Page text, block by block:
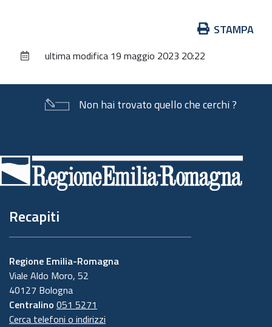
documento
STAMPA
ultima modifica 19 maggio 2023 20:22
Non hai trovato quello che cerchi ?
di
pagina
Recapiti
Regione Emilia-Romagna
Viale Aldo Moro, 52
40127 Bologna
Centralino 051 5271
Cerca telefoni o indirizzi